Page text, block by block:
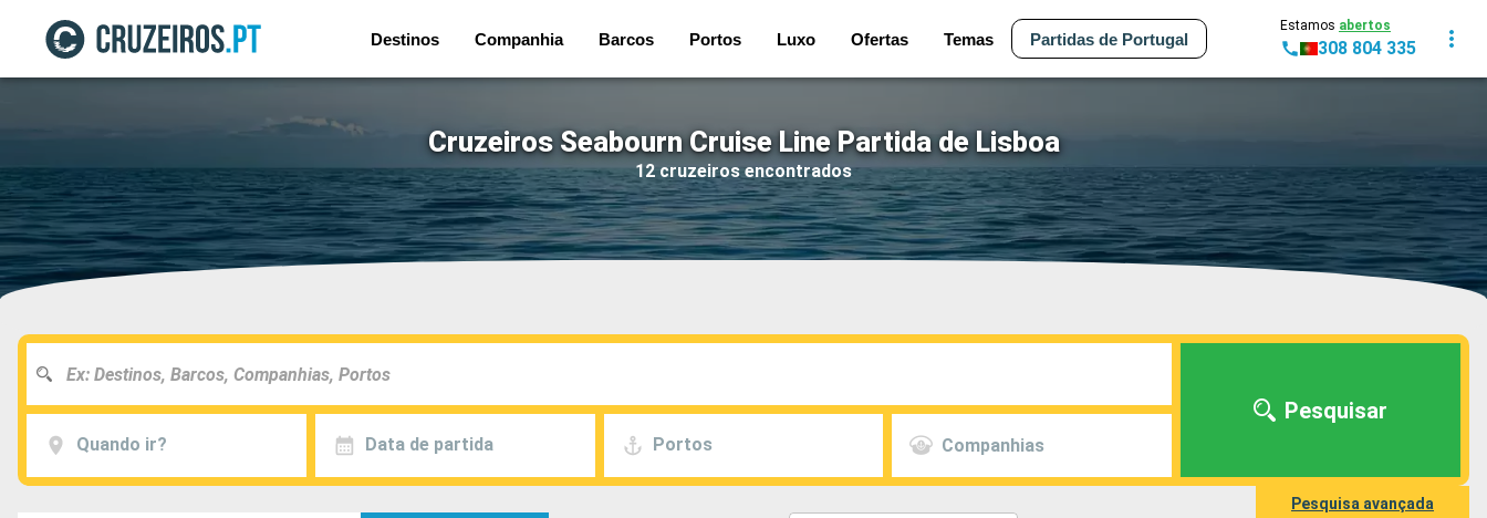
Destinos Companhia Barcos Portos Luxo Ofertas Temas Partidas de Portugal
Estamos abertos
308 804 335
Cruzeiros Seabourn Cruise Line Partida de Lisboa
12 cruzeiros encontrados
Quando ir? Data de partida Portos Companhias
Pesquisar
Pesquisa avançada